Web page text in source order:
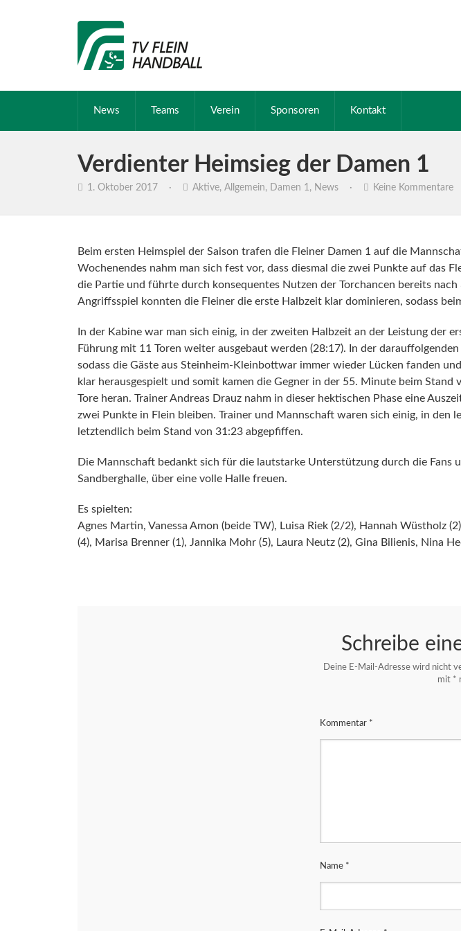
News Teams Verein Sponsoren Kontakt
Verdienter Heimsieg der Damen 1
1. Oktober 2017 · Aktive, Allgemein, Damen 1, News · Keine Kommentare
Beim ersten Heimspiel der Saison trafen die Fleiner Damen 1 auf die
Wochenendes nahm man sich fest vor, dass diesmal die zwei Punkte auf das
die Partie und führte durch konsequentes Nutzen der Torchancen bereits
Angriffsspiel konnten die Fleiner die erste Halbzeit klar dominieren, sodass
In der Kabine war man sich einig, in der zweiten Halbzeit an der Leistung der
Führung mit 11 Toren weiter ausgebaut werden (28:17). In der
sodass die Gäste aus Steinheim-Kleinbottwar immer wieder Lücken fanden
klar herausgespielt und somit kamen die Gegner in der 55. Minute beim Stand
Tore heran. Trainer Andreas Drauz nahm in dieser hektischen Phase eine
zwei Punkte in Flein bleiben. Trainer und Mannschaft waren sich einig, in
letztendlich beim Stand von 31:23 abgepfiffen.
Die Mannschaft bedankt sich für die lautstarke Unterstützung durch die
Sandberghalle, über eine volle Halle freuen.
Es spielten:
Agnes Martin, Vanessa Amon (beide TW), Luisa Riek (2/2), Hannah Wüstholz
(4), Marisa Brenner (1), Jannika Mohr (5), Laura Neutz (2), Gina Bilienis, Nina
Schreibe
Deine E-Mail-Adresse wird nicht
mit *
Kommentar *
Name *